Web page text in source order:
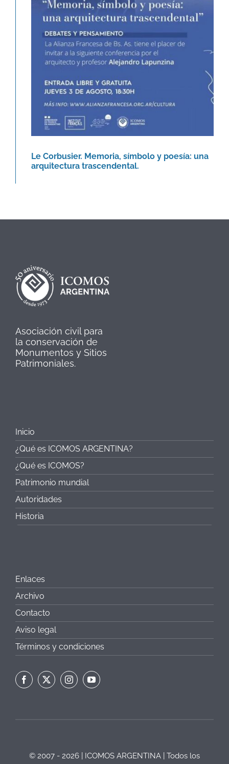
Le Corbusier. Memoria, símbolo y
poesía: una arquitectura
trascendental.
Agenda
Le Corbusier. Memoria, símbolo y poesía: una
arquitectura trascendental.
Asociación civil para
la conservación de
Monumentos y Sitios
Patrimoniales.
Inicio
¿Qué es ICOMOS ARGENTINA?
¿Qué es ICOMOS?
Patrimonio mundial
Autoridades
Historia
Enlaces
Archivo
Contacto
Aviso legal
Términos y condiciones
© 2007 - 2026 | ICOMOS ARGENTINA | Todos los